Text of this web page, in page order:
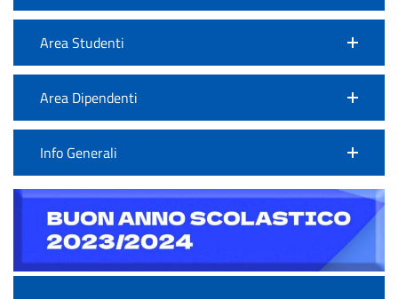
Area Studenti
Area Dipendenti
Info Generali